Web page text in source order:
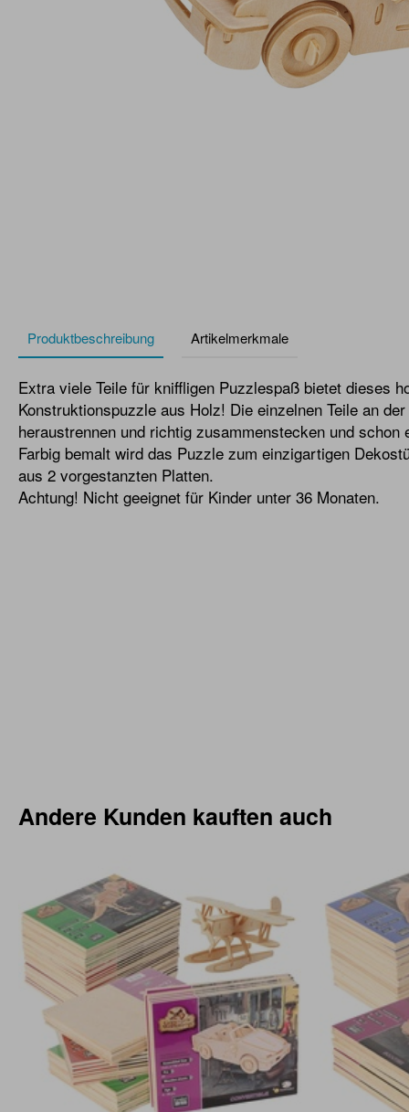
Produktbeschreibung Artikelmerkmale
Extra viele Teile für kniffligen Puzzlespaß bietet dieses
Konstruktionspuzzle aus Holz! Die einzelnen Teile an
heraustrennen und richtig zusammenstecken und schon
Farbig bemalt wird das Puzzle zum einzigartigen
aus 2 vorgestanzten Platten.
Achtung! Nicht geeignet für Kinder unter 36 Monaten.
Andere Kunden kauften auch